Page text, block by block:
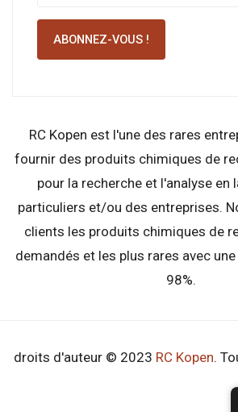
ABONNEZ-VOUS !
RC Kopen est l'une des rares
fournir des produits chimiques de
pour la recherche et l'analyse en
particuliers et/ou des entreprises.
clients les produits chimiques de
demandés et les plus rares avec
98%.
droits d'auteur © 2023 RC Kopen.